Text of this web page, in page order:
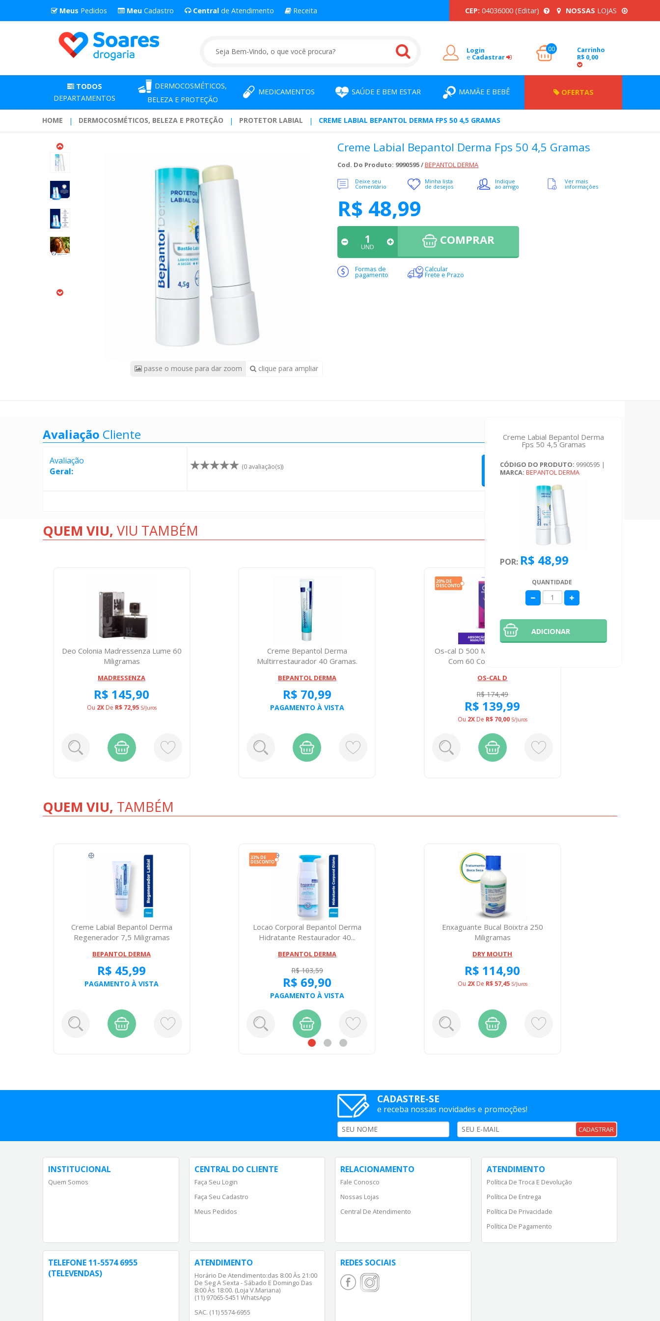
Meus Pedidos Meu Cadastro Central de Atendimento Receita CEP: 04036000 (Editar) NOSSAS LOJAS
Login
e Cadastrar
00
Carrinho
R$ 0,00
TODOS
DEPARTAMENTOS
DERMOCOSMÉTICOS,
BELEZA E PROTEÇÃO
MEDICAMENTOS SAÚDE E BEM ESTAR MAMÃE E BEBÊ OFERTAS
HOME DERMOCOSMÉTICOS, BELEZA E PROTEÇÃO PROTETOR LABIAL CREME LABIAL BEPANTOL DERMA FPS 50 4,5 GRAMAS
Creme
Labial
Bepantol
Derma
Fps
50
4,5
Gramas
PRODUTO:
9990595
passe o mouse para dar zoom clique para ampliar
Creme Labial Bepantol Derma Fps 50 4,5 Gramas
Cod. Do Produto: 9990595 /BEPANTOL DERMA
Deixe seu
Comentário
Minha lista
de desejos
Indique
ao amigo
Ver mais
informações
R$ 48,99
UND COMPRAR
Formas de
pagamento
Calcular
Frete e Prazo
Creme Labial Bepantol Derma
Fps 50 4,5 Gramas
CÓDIGO DO PRODUTO: 9990595 |
MARCA: BEPANTOL DERMA
POR: R$ 48,99
QUANTIDADE
ADICIONAR
Avaliação Cliente
Avaliação
Geral:
(0 avaliação(s)) QUERO FAZER UMA AVALIAÇÃO
QUEM VIU, VIU TAMBÉM
Deo Colonia Madressenza Lume 60
Miligramas
MADRESSENZA
R$ 145,90
Ou 2XDe R$ 72,95 S/juros
Creme Bepantol Derma
Multirrestaurador 40 Gramas.
BEPANTOL DERMA
R$ 70,99
PAGAMENTO À VISTA
Os-cal D 500 Miligramas/ 1.000 Ui
Com 60 Comprimidos Re...
OS-CAL D
R$ 174,49
R$ 139,99
Ou 2XDe R$ 70,00 S/juros
QUEM VIU, TAMBÉM
Creme Labial Bepantol Derma
Regenerador 7,5 Miligramas
BEPANTOL DERMA
R$ 45,99
PAGAMENTO À VISTA
Locao Corporal Bepantol Derma
Hidratante Restaurador 40...
BEPANTOL DERMA
R$ 103,59
R$ 69,90
PAGAMENTO À VISTA
Enxaguante Bucal Boixtra 250
Miligramas
DRY MOUTH
R$ 114,90
Ou 2XDe R$ 57,45 S/juros
CADASTRE-SE
e receba nossas novidades e promoções!
CADASTRAR
INSTITUCIONAL
Quem Somos
CENTRAL DO CLIENTE
Faça Seu Login
Faça Seu Cadastro
Meus Pedidos
RELACIONAMENTO
Fale Conosco
Nossas Lojas
Central De Atendimento
ATENDIMENTO
Política De Troca E Devolução
Política De Entrega
Política De Privacidade
Política De Pagamento
TELEFONE 11-5574 6955
(TELEVENDAS)
ATENDIMENTO
Horário De Atendimento:das 8:00 Às 21:00
De Seg A Sexta - Sábado E Domingo Das
8:00 Às 18:00. (Loja V.Mariana)
(11) 97065-5451 WhatsApp
SAC. (11) 5574-6955
REDES SOCIAIS